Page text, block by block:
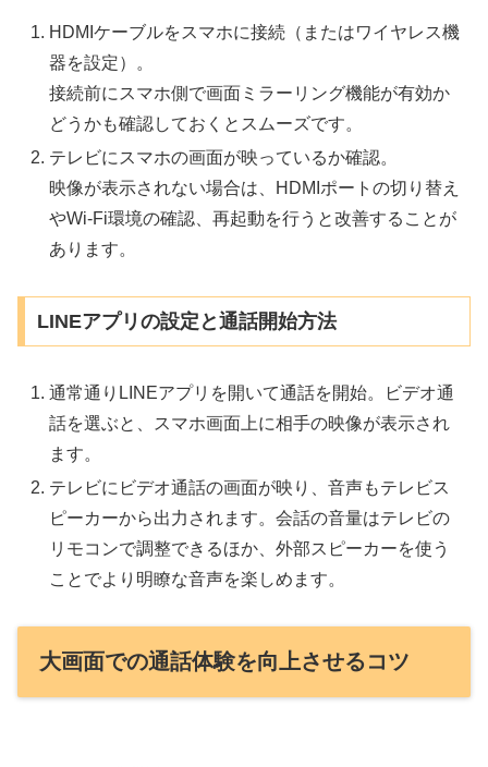
HDMIケーブルをスマホに接続（またはワイヤレス機
器を設定）。
接続前にスマホ側で画面ミラーリング機能が有効か
どうかも確認しておくとスムーズです。
テレビにスマホの画面が映っているか確認。
映像が表示されない場合は、HDMIポートの切り替え
やWi-Fi環境の確認、再起動を行うと改善することが
あります。
LINEアプリの設定と通話開始方法
通常通りLINEアプリを開いて通話を開始。ビデオ通
話を選ぶと、スマホ画面上に相手の映像が表示され
ます。
テレビにビデオ通話の画面が映り、音声もテレビス
ピーカーから出力されます。会話の音量はテレビの
リモコンで調整できるほか、外部スピーカーを使う
ことでより明瞭な音声を楽しめます。
大画面での通話体験を向上させるコツ